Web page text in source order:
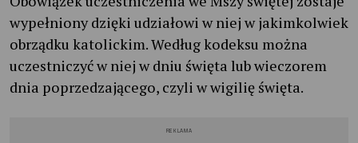
wypełniony dzięki udziałowi w niej w jakimkolwiek
obrządku katolickim. Według kodeksu można
uczestniczyć w niej w dniu święta lub wieczorem
dnia poprzedzającego, czyli w wigilię święta.
REKLAMA